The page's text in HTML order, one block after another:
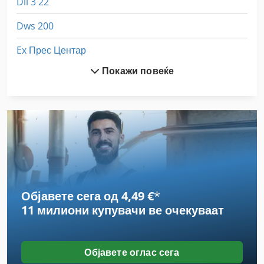
Dws 200
Ex Прес Центар
Gastl Rg 200
Hsc 20 Linear
Laimet 120
Meh 5 2 1 8 B
Prestotig 250
Stavostroj Vp 200
Покажи повеќе
Објавете сега од 4,49 €*
11 милиони купувачи ве очекуваат
Објавете оглас сега